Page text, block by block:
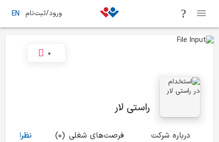
ورود/ثبت‌نام EN
راستی لار
0
درباره شرکت (0) فرصت‌های شغلی نظرات